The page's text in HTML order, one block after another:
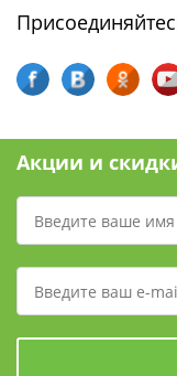
Акции и